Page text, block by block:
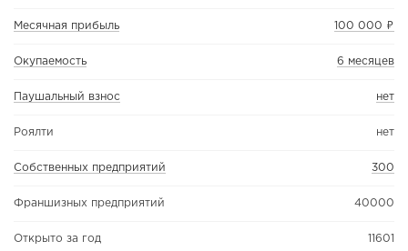
Месячная прибыль 100 000 ₽
Окупаемость 6 месяцев
Паушальный взнос нет
Роялти нет
Собственных предприятий 300
Франшизных предприятий 40000
Открыто за год 11601